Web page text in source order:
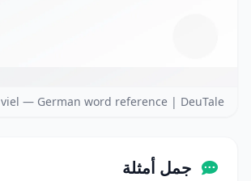
viel — German word reference | DeuTale
جمل أمثلة